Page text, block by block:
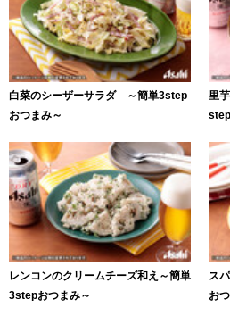
白菜のシーザーサラダ ～簡単3step
おつまみ～
里
レンコンのクリームチーズ和え～簡単
3stepおつまみ～
ス
お